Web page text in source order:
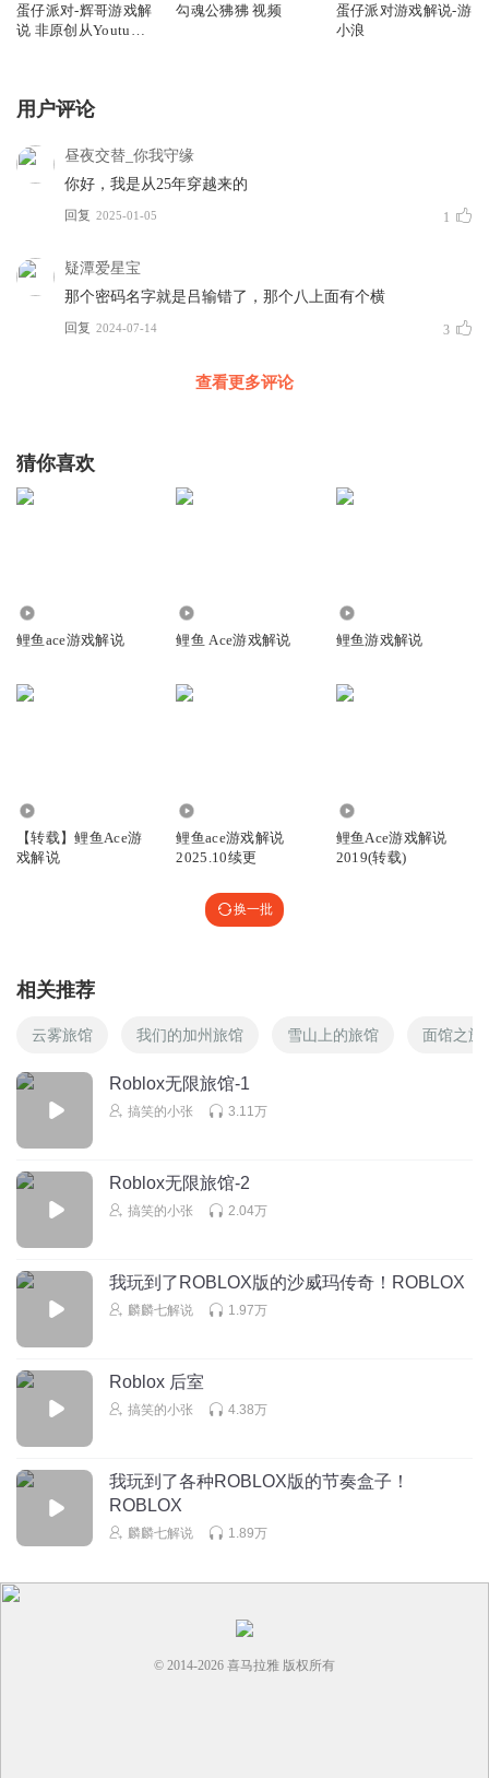
蛋仔派对-辉哥游戏解
说 非原创从Youtube
勾魂公狒狒 视频
蛋仔派对游戏解说-游
小浪
用户评论
昼夜交替_你我守缘
你好，我是从25年穿越来的
回复 2025-01-05 1
疑潭爱星宝
那个密码名字就是吕输错了，那个八上面有个横
回复 2024-07-14 3
查看更多评论
猜你喜欢
鲤鱼ace游戏解说 鲤鱼 Ace游戏解说 鲤鱼游戏解说
【转载】鲤鱼Ace游
戏解说
鲤鱼ace游戏解说
2025.10续更
鲤鱼Ace游戏解说
2019(转载)
换一批
相关推荐
云雾旅馆 我们的加州旅馆 雪山上的旅馆 面馆之旅
Roblox无限旅馆-1
搞笑的小张 3.11万
Roblox无限旅馆-2
搞笑的小张 2.04万
我玩到了ROBLOX版的沙威玛传奇！ROBLOX
麟麟七解说 1.97万
Roblox 后室
搞笑的小张 4.38万
我玩到了各种ROBLOX版的节奏盒子！
ROBLOX
麟麟七解说 1.89万
© 2014-2026 喜马拉雅 版权所有